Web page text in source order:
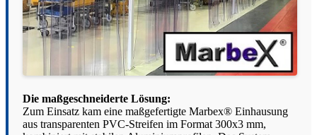
Die maßgeschneiderte Lösung:
Zum Einsatz kam eine maßgefertigte Marbex® Einhausung
aus transparenten PVC-Streifen im Format 300x3 mm,